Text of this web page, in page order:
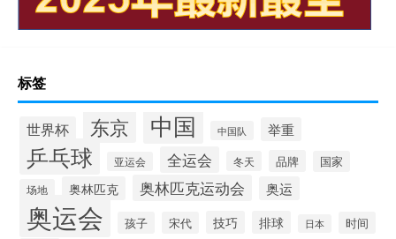
标签
世界杯 东京 中国 中国队 举重
乒乓球 亚运会 全运会 冬天 品牌 国家
场地 奥林匹克 奥林匹克运动会 奥运
奥运会 孩子 宋代 技巧 排球 日本 时间